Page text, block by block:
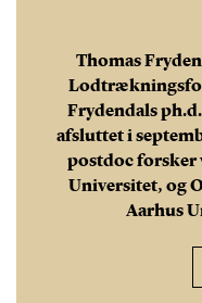
Thomas
Frydendals
afsluttet i
postdoc forsker
Universitet, og
Aarhus